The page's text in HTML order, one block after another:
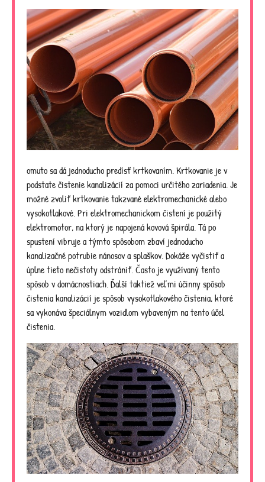
omuto sa dá jednoducho predísť krtkovaním. Krtkovanie je v
podstate čistenie kanalizácií za pomoci určitého zariadenia. Je
možné zvoliť krtkovanie takzvané elektromechanické alebo
vysokotlakové. Pri elektromechanickom čistení je použitý
elektromotor, na ktorý je napojená kovová špirála. Tá po
spustení vibruje a týmto spôsobom zbaví jednoducho
kanalizačné potrubie nánosov a splaškov. Dokáže vyčistiť a
úplne tieto nečistoty odstrániť. Často je využívaný tento
spôsob v domácnostiach. Ďalší taktiež veľmi účinny spôsob
čistenia kanalizácií je spôsob vysokotlakového čistenia, ktoré
sa vykonáva špeciálnym vozidlom vybaveným na tento účel
čistenia.